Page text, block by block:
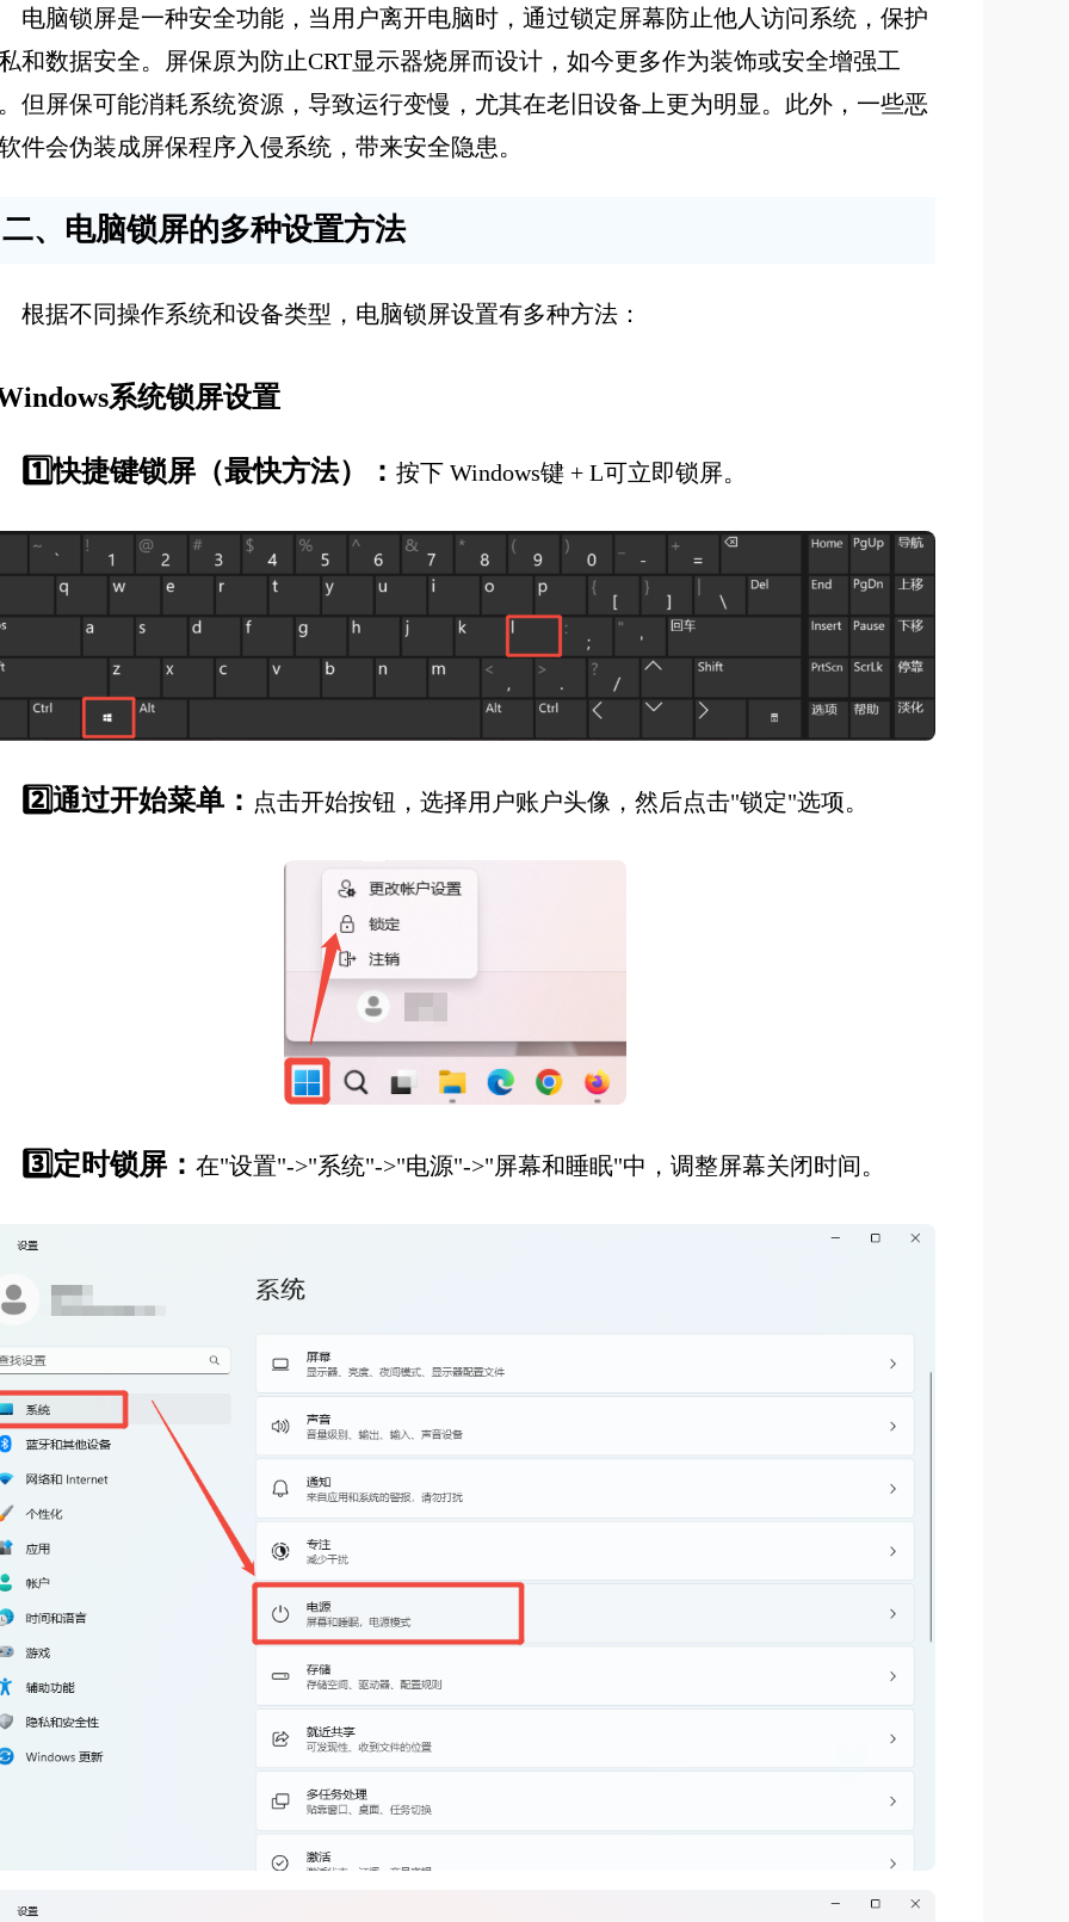
电脑锁屏是一种安全功能，当用户离开电脑时，通过锁定屏幕防止他人访问系统，保护
和数据安全。屏保原为防止CRT显示器烧屏而设计，如今更多作为装饰或安全增强工
但屏保可能消耗系统资源，导致运行变慢，尤其在老旧设备上更为明显。此外，一些恶
件会伪装成屏保程序入侵系统，带来安全隐患。
二、电脑锁屏的多种设置方法
根据不同操作系统和设备类型，电脑锁屏设置有多种方法：
系统锁屏设置
1️⃣快捷键锁屏（最快方法）： 按下 Windows键 + L可立即锁屏。
2️⃣通过开始菜单： 点击开始按钮，选择用户账户头像，然后点击"锁定"选项。
3️⃣定时锁屏： 在"设置"->"系统"->"电源"->"屏幕和睡眠"中，调整屏幕关闭时间。